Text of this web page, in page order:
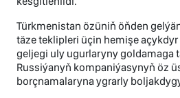
Türkmenistan özüniň öňden
täze teklipleri üçin hemişe
geljegi uly ugurlaryny goldamaga
Russiýanyň kompaniýasynyň öz
borçnamalaryna ygrarly